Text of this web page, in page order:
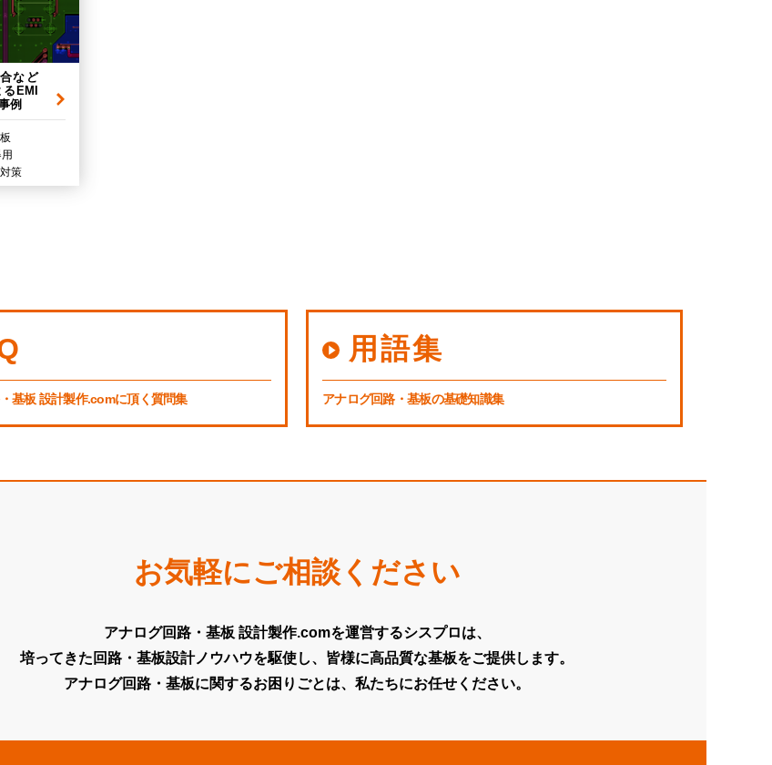
など
EMI
例
策
基板 設計製作.comに頂く質問集
用語集
アナログ回路・基板の基礎知識集
お気軽にご相談ください
アナログ回路・基板 設計製作.comを運営するシスプロは、
培ってきた回路・基板設計ノウハウを駆使し、皆様に高品質な基板をご提供します。
アナログ回路・基板に関するお困りごとは、私たちにお任せください。